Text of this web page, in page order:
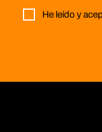
He leído y